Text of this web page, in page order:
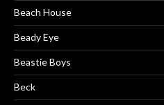
Beach House
Beady Eye
Beastie Boys
Beck